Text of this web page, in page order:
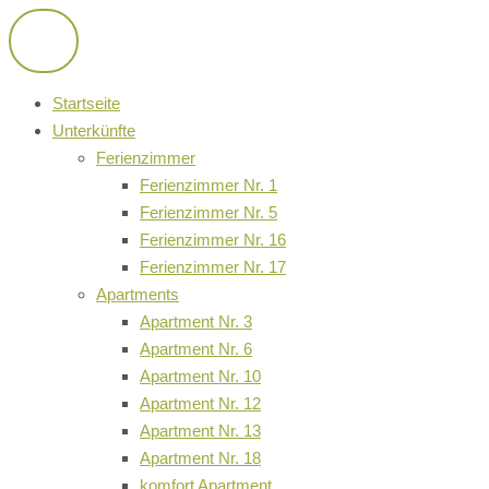
Zum
Inhalt
springen
Startseite
Unterkünfte
Ferienzimmer
Ferienzimmer Nr. 1
Ferienzimmer Nr. 5
Ferienzimmer Nr. 16
Ferienzimmer Nr. 17
Apartments
Apartment Nr. 3
Apartment Nr. 6
Apartment Nr. 10
Apartment Nr. 12
Apartment Nr. 13
Apartment Nr. 18
komfort Apartment